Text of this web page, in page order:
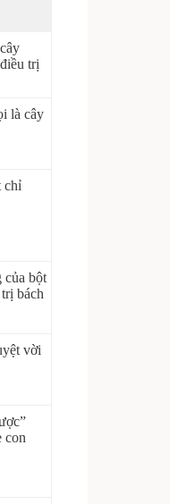
trị
là cây
chỉ
của bột
bách
vời
con